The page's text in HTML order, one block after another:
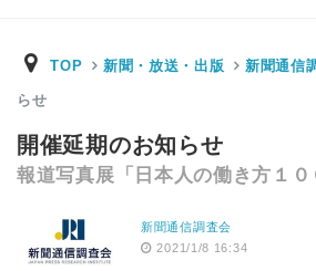
TOP 新聞・放送・出版 新聞通信
らせ
開催延期のお知らせ
報道写真展「日本人の働き方１０
新聞通信調査会
2021/1/8 16:34